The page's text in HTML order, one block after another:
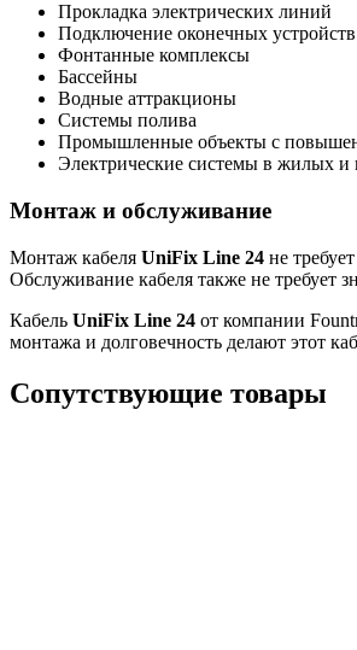
Прокладка электрических линий
Подключение оконечных устройств
Фонтанные комплексы
Бассейны
Водные аттракционы
Системы полива
Промышленные объекты с
Электрические системы в жилых и
Монтаж и обслуживание
Монтаж кабеля UniFix Line 24 не
Обслуживание кабеля также не требует
Кабель UniFix Line 24 от компании
монтажа и долговечность делают этот
Сопутствующие товары